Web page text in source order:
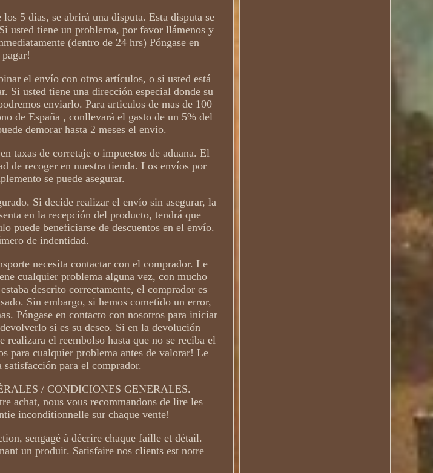
5 días, se abrirá una disputa. Esta disputa se
usted tiene un problema, por favor llámenos y
(dentro de 24 hrs) Póngase en
el envío con otros artículos, o si usted está
Si usted tiene una dirección especial donde su
enviarlo. Para articulos de mas de 100
de España , conllevará el gasto de un 5% del
demorar hasta 2 meses el envio.
taxas de corretaje o impuestos de aduana. El
de recoger en nuestra tienda. Los envíos por
se puede asegurar.
Si decide realizar el envío sin asegurar, la
en la recepción del producto, tendrá que
puede beneficiarse de descuentos en el envío.
de indentidad.
necesita contactar con el comprador. Le
cualquier problema alguna vez, con mucho
descrito correctamente, el comprador es
Sin embargo, si hemos cometido un error,
Póngase en contacto con nosotros para iniciar
si es su deseo. Si en la devolución
realizara el reembolso hasta que no se reciba el
para cualquier problema antes de valorar! Le
para el comprador.
/ CONDICIONES GENERALES.
nous vous recommandons de lire les
inconditionnelle sur chaque vente!
sengagé à décrire chaque faille et détail.
un produit. Satisfaire nos clients est notre